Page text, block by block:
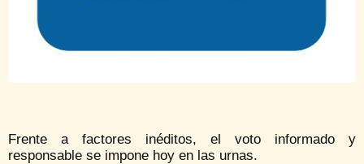
Frente a factores inéditos, el voto informado y
responsable se impone hoy en las urnas.